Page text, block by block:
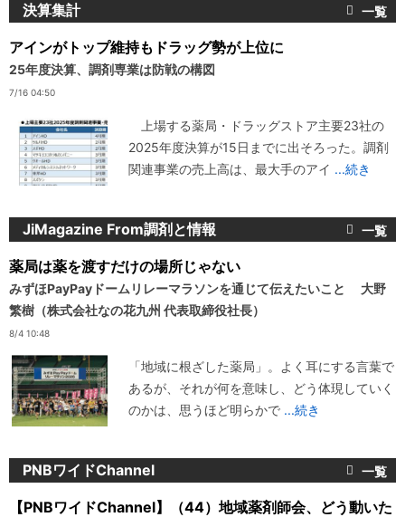
決算集計
アインがトップ維持もドラッグ勢が上位に
25年度決算、調剤専業は防戦の構図
7/16 04:50
上場する薬局・ドラッグストア主要23社の
2025年度決算が15日までに出そろった。調剤
関連事業の売上高は、最大手のアイ ...続き
JiMagazine From調剤と情報
薬局は薬を渡すだけの場所じゃない
みずほPayPayドームリレーマラソンを通じて伝えたいこと 大野
繁樹（株式会社なの花九州 代表取締役社長）
8/4 10:48
「地域に根ざした薬局」。よく耳にする言葉で
あるが、それが何を意味し、どう体現していく
のかは、思うほど明らかで ...続き
PNBワイドChannel
【PNBワイドChannel】（44）地域薬剤師会、どう動いた